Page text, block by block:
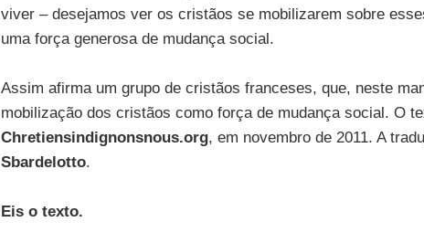
viver – desejamos ver os cristãos se mobilizarem sobre
uma força generosa de mudança social.
Assim afirma um grupo de cristãos franceses, que, neste
mobilização dos cristãos como força de mudança social. O
Chretiensindignonsnous.org, em novembro de 2011. A
Sbardelotto.
Eis o texto.